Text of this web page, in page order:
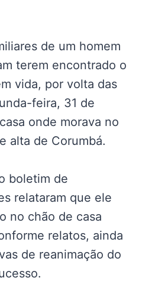
de um homem
terem encontrado o
vida, por volta das
feira, 31 de
onde morava no
alta de Corumbá.
boletim de
relataram que ele
no chão de casa
relatos, ainda
de reanimação do